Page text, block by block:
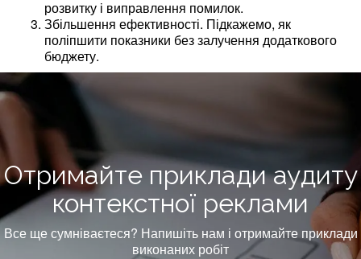
розвитку і виправлення помилок.
Збільшення ефективності. Підкажемо, як
поліпшити показники без залучення додаткового
бюджету.
Отримайте приклади аудиту
контекстної реклами
Все ще сумніваєтеся? Напишіть нам і отримайте приклади
виконаних робіт